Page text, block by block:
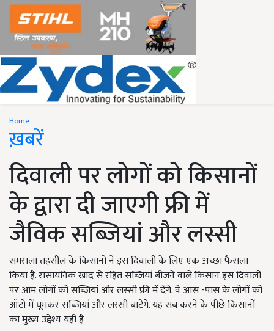
Home
ख़बरें
दिवाली पर लोगों को किसानों
के द्वारा दी जाएगी फ्री में
जैविक सब्ज़ियां और लस्सी
समराला तहसील के किसानों ने इस दिवाली के लिए एक अच्छा फैसला
किया है. रासायनिक खाद से रहित सब्जियां बीजने वाले किसान इस दिवाली
पर आम लोगों को सब्जियां और लस्सी फ्री में देंगे. वे आस -पास के लोगों को
ऑटो में घूमकर सब्जियां और लस्सी बाटेंगे. यह सब करने के पीछे किसानों
का मुख्य उद्देश्य यही है